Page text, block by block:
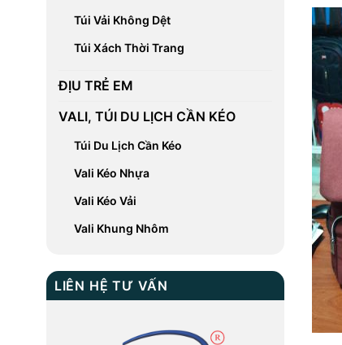
Túi Vải Không Dệt
Túi Xách Thời Trang
ĐỊU TRẺ EM
VALI, TÚI DU LỊCH CẦN KÉO
Túi Du Lịch Cần Kéo
Vali Kéo Nhựa
Vali Kéo Vải
Vali Khung Nhôm
LIÊN HỆ TƯ VẤN